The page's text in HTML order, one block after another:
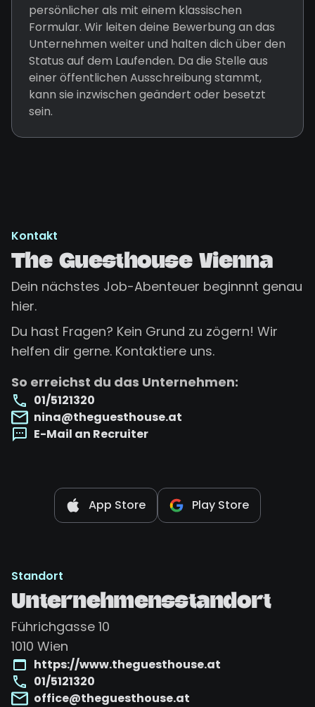
persönlicher als mit einem klassischen
Formular. Wir leiten deine Bewerbung an das
Unternehmen weiter und halten dich über den
Status auf dem Laufenden. Da die Stelle aus
einer öffentlichen Ausschreibung stammt,
kann sie inzwischen geändert oder besetzt
sein.
Kontakt
The Guesthouse Vienna
Dein nächstes Job-Abenteuer beginnnt genau
hier.
Du hast Fragen? Kein Grund zu zögern! Wir
helfen dir gerne. Kontaktiere uns.
So erreichst du das Unternehmen:
01/5121320
nina@theguesthouse.at
E-Mail an Recruiter
App Store Play Store
Standort
Unternehmensstandort
Führichgasse 10
1010 Wien
https://www.theguesthouse.at
01/5121320
office@theguesthouse.at